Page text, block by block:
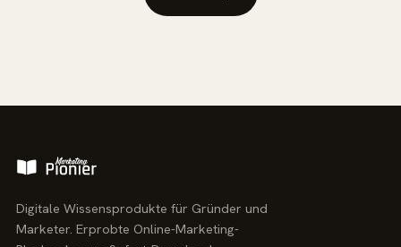
Digitale Wissensprodukte für Gründer und
Marketer. Erprobte Online-Marketing-